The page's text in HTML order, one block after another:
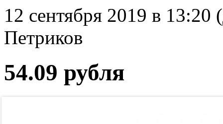
12 сентября 2019 в
Петриков
54.09 рубля